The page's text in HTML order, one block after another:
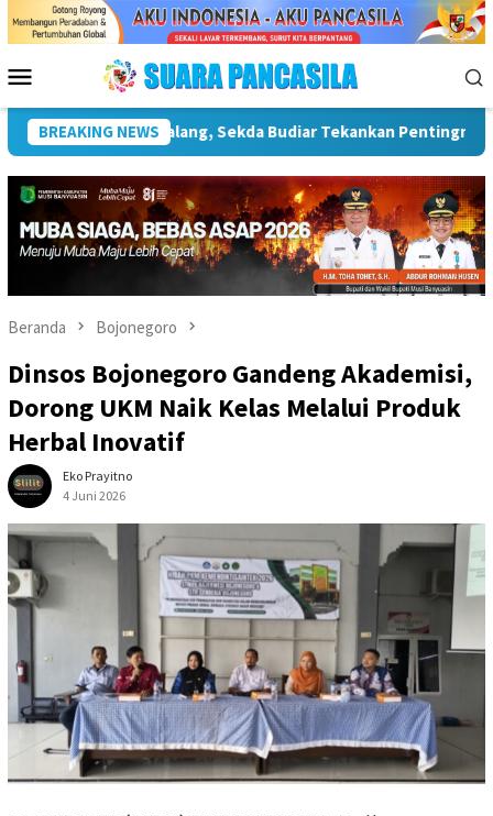
Menu
Mobile
BREAKING NEWS
Kebudayaan Wakil Wali Kota Lepas Lomba Gerak
Beranda Bojonegoro
Dinsos Bojonegoro Gandeng Akademisi,
Dorong UKM Naik Kelas Melalui Produk
Herbal Inovatif
Eko Prayitno
4 Juni 2026